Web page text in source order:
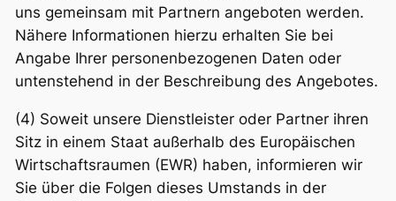
uns gemeinsam mit Partnern angeboten werden.
Nähere Informationen hierzu erhalten Sie bei
Angabe Ihrer personenbezogenen Daten oder
untenstehend in der Beschreibung des Angebotes.
(4) Soweit unsere Dienstleister oder Partner ihren
Sitz in einem Staat außerhalb des Europäischen
Wirtschaftsraumen (EWR) haben, informieren wir
Sie über die Folgen dieses Umstands in der